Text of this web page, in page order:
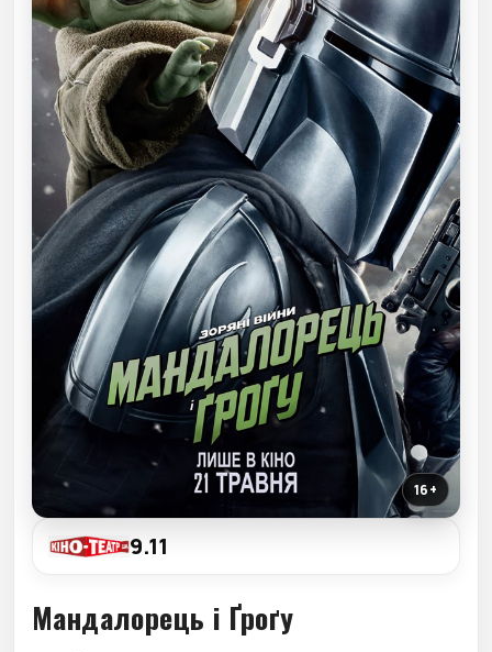
16+
9.11
Мандалорець і Ґроґу